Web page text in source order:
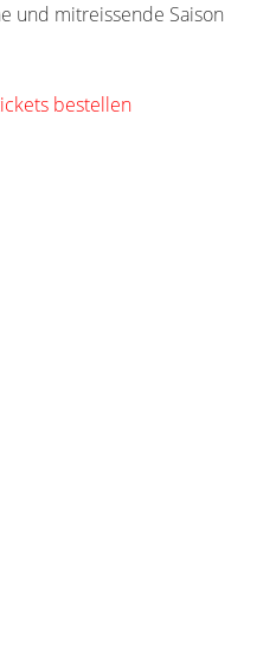
und mitreissende Saison
bestellen